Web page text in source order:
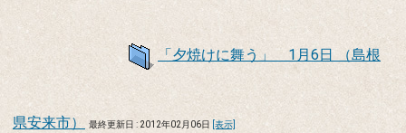
「夕焼けに舞う」 1月6日 （島根
県安来市） 最終更新日 : 2012年02月06日 [表示]